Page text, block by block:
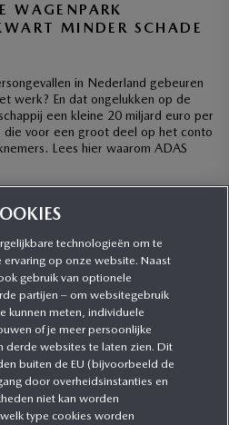
WAGENPARK
MINDER SCHADE
in Nederland gebeuren
werk? En dat ongelukken op de
een kleine 20 miljard euro per
die voor een groot deel op het conto
Lees hier waarom ADAS
technologieën om te
op onze website. Naast
gebruik van optionele
partijen – om websitegebruik
kunnen meten, individuele
of je meer persoonlijke
derde websites te laten zien. Dit
buiten de EU (bijvoorbeeld de
door overheidsinstanties en
niet kan worden
type cookies worden